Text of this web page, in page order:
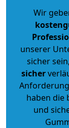
Wir
unserer
sicher
sicher
haben die
und